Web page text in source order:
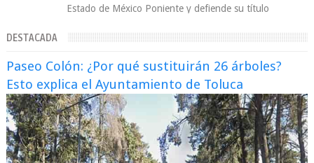
Estado de México Poniente y defiende su título
DESTACADA
Paseo Colón: ¿Por qué sustituirán 26 árboles?
Esto explica el Ayuntamiento de Toluca